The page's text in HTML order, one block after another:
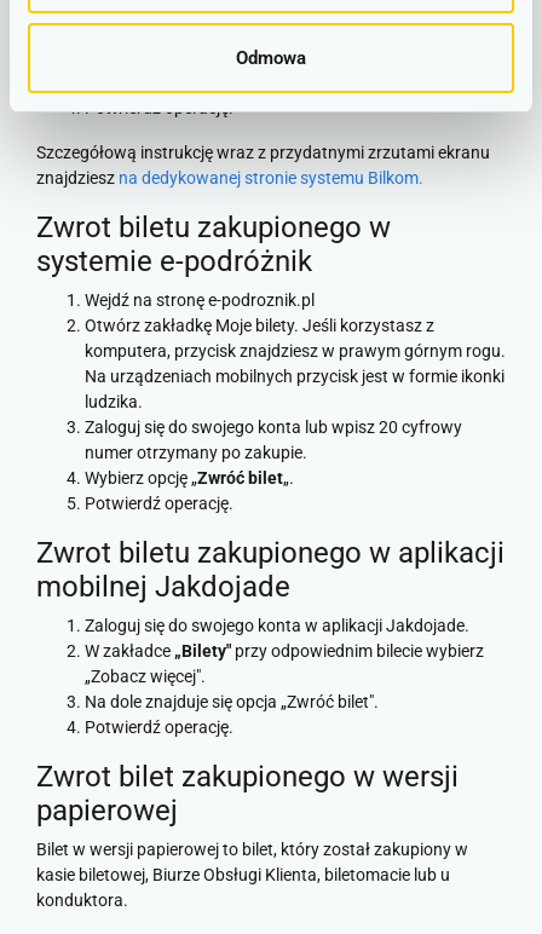
Odmowa
lub wejść w zakładkę
Wpisz klucz zamówienia - numer otrzymany po zakupie
oraz dane właściciela biletu.
Potwierdź operację.
Szczegółową instrukcję wraz z przydatnymi zrzutami ekranu
znajdziesz na dedykowanej stronie systemu Bilkom.
Zwrot biletu zakupionego w
systemie e-podróżnik
Wejdź na stronę e-podroznik.pl
Otwórz zakładkę Moje bilety. Jeśli korzystasz z
komputera, przycisk znajdziesz w prawym górnym rogu.
Na urządzeniach mobilnych przycisk jest w formie ikonki
ludzika.
Zaloguj się do swojego konta lub wpisz 20 cyfrowy
numer otrzymany po zakupie.
Wybierz opcję „Zwróć bilet„.
Potwierdź operację.
Zwrot biletu zakupionego w aplikacji
mobilnej Jakdojade
Zaloguj się do swojego konta w aplikacji Jakdojade.
W zakładce „Bilety" przy odpowiednim bilecie wybierz
„Zobacz więcej".
Na dole znajduje się opcja „Zwróć bilet".
Potwierdź operację.
Zwrot bilet zakupionego w wersji
papierowej
Bilet w wersji papierowej to bilet, który został zakupiony w
kasie biletowej, Biurze Obsługi Klienta, biletomacie lub u
konduktora.